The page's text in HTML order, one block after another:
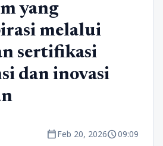
yang
melalui
sertifikasi
dan inovasi
calendar_todayFeb 20, 2026schedule09:09